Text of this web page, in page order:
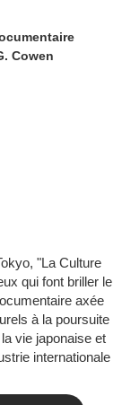
Cowen
"La Culture
qui font briller le
axée
à la poursuite
vie japonaise et
internationale